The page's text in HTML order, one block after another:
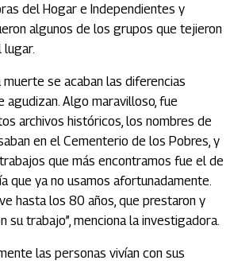
del Hogar e Independientes y
algunos de los grupos que tejieron
lugar.
muerte se acaban las diferencias
agudizan. Algo maravilloso, fue
archivos históricos, los nombres de
en el Cementerio de los Pobres, y
que más encontramos fue el de
que ya no usamos afortunadamente.
hasta los 80 años, que prestaron y
su trabajo”, menciona la investigadora.
las personas vivían con sus